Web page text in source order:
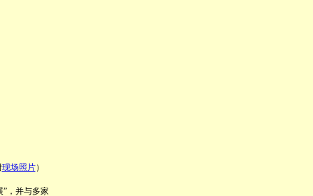
现场照片）
，并与多家